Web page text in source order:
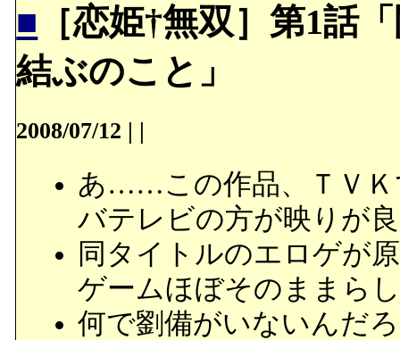
■ ［恋姫†無双］第1話
結ぶのこと」
2008/07/12 | |
あ……この作品、ＴＶＫ
バテレビの方が映りが
同タイトルのエロゲが
ゲームほぼそのままら
何で劉備がいないんだ